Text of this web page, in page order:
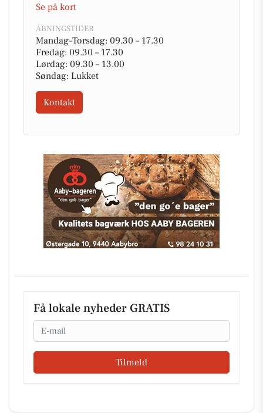
Se på kort
ÅBNINGSTIDER
Mandag–Torsdag: 09.30 – 17.30
Fredag: 09.30 – 17.30
Lørdag: 09.30 – 13.00
Søndag: Lukket
Kontakt
Få lokale nyheder GRATIS
Email
Tilmeld